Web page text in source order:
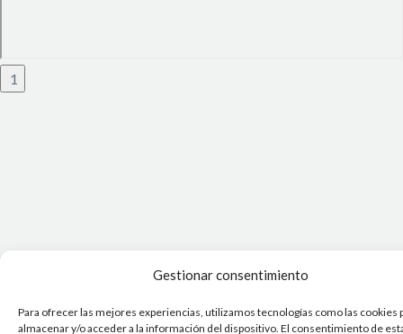
Gestionar consentimiento
Para ofrecer las mejores experiencias, utilizamos tecnologías como las cookies
almacenar y/o acceder a la información del dispositivo. El consentimiento de
1